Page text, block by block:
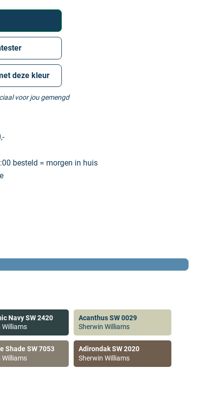
deze kleur
voor jou gemengd
besteld = morgen in huis
Navy SW 2420
Williams
Acanthus SW 0029
Sherwin Williams
Shade SW 7053
Williams
Adirondak SW 2020
Sherwin Williams